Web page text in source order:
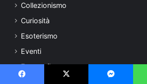
Collezionismo
Curiosità
Esoterismo
Eventi
Fotografia